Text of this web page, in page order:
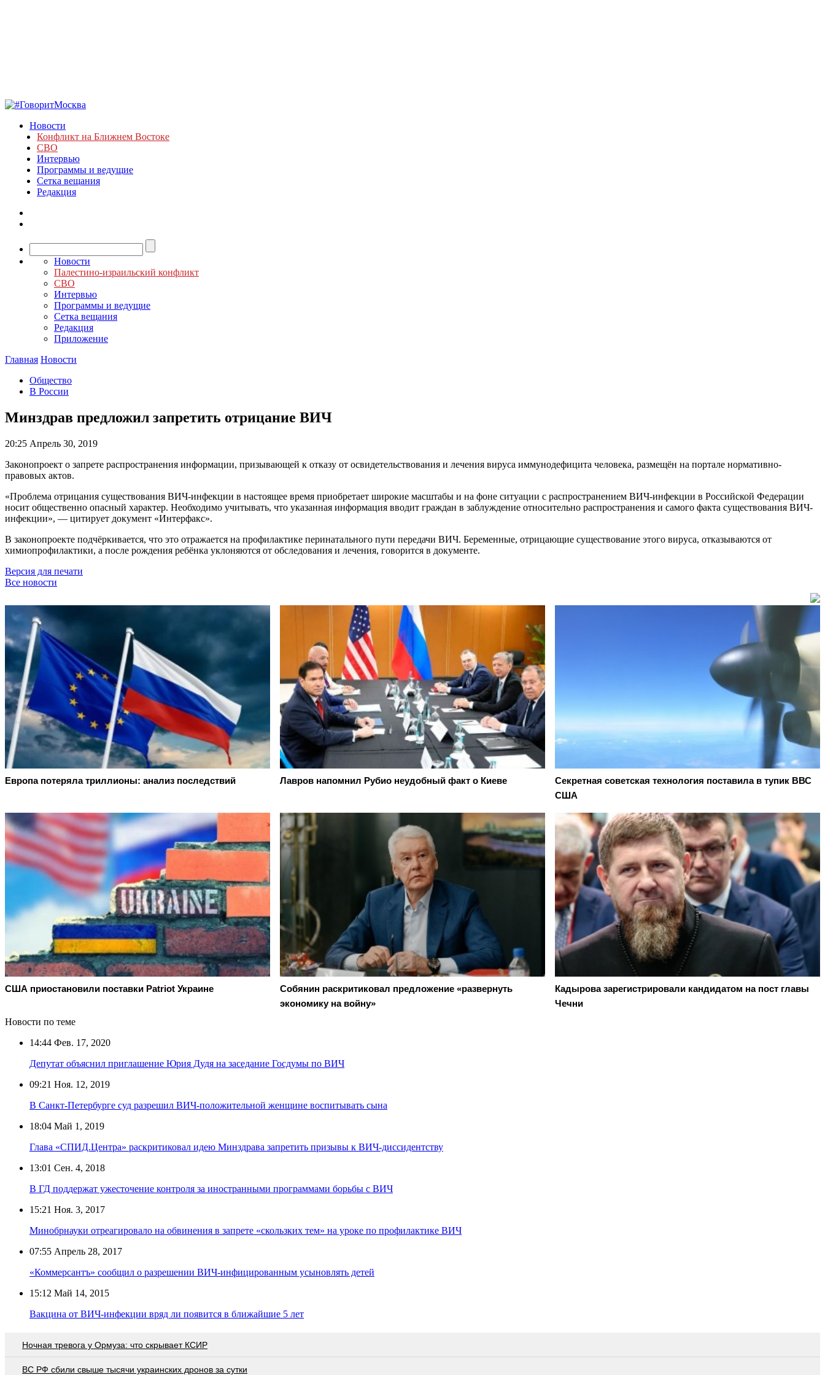
Новости
Конфликт на Ближнем Востоке
СВО
Интервью
Программы и ведущие
Сетка вещания
Редакция
Новости
Палестино-израильский конфликт
СВО
Интервью
Программы и ведущие
Сетка вещания
Редакция
Приложение
Главная Новости
Общество
В России
Минздрав предложил запретить отрицание ВИЧ
20:25 Апрель 30, 2019
Законопроект о запрете распространения информации, призывающей к отказу от освидетельствования и лечения вируса иммунодефицита человека, размещён на портале нормативно-
правовых актов.
«Проблема отрицания существования ВИЧ-инфекции в настоящее время приобретает широкие масштабы и на фоне ситуации с распространением ВИЧ-инфекции в Российской Федерации
носит общественно опасный характер. Необходимо учитывать, что указанная информация вводит граждан в заблуждение относительно распространения и самого факта существования ВИЧ-
инфекции», — цитирует документ «Интерфакс».
В законопроекте подчёркивается, что это отражается на профилактике перинатального пути передачи ВИЧ. Беременные, отрицающие существование этого вируса, отказываются от
химиопрофилактики, а после рождения ребёнка уклоняются от обследования и лечения, говорится в документе.
Версия для печати
Все новости
Европа потеряла триллионы: анализ последствий Лавров напомнил Рубио неудобный факт о Киеве
Секретная советская технология поставила в тупик ВВС
США
США приостановили поставки Patriot Украине
Собянин раскритиковал предложение «развернуть
экономику на войну»
Кадырова зарегистрировали кандидатом на пост главы
Чечни
Новости по теме
14:44 Фев. 17, 2020
Депутат объяснил приглашение Юрия Дудя на заседание Госдумы по ВИЧ
09:21 Ноя. 12, 2019
В Санкт-Петербурге суд разрешил ВИЧ-положительной женщине воспитывать сына
18:04 Май 1, 2019
Глава «СПИД.Центра» раскритиковал идею Минздрава запретить призывы к ВИЧ-диссидентству
13:01 Сен. 4, 2018
В ГД поддержат ужесточение контроля за иностранными программами борьбы с ВИЧ
15:21 Ноя. 3, 2017
Минобрнауки отреагировало на обвинения в запрете «скользких тем» на уроке по профилактике ВИЧ
07:55 Апрель 28, 2017
«Коммерсантъ» сообщил о разрешении ВИЧ-инфицированным усыновлять детей
15:12 Май 14, 2015
Вакцина от ВИЧ-инфекции вряд ли появится в ближайшие 5 лет
Ночная тревога у Ормуза: что скрывает КСИР
ВС РФ сбили свыше тысячи украинских дронов за сутки